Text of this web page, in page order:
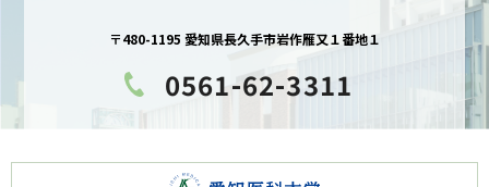
〒480-1195 愛知県長久手市岩作雁又１番地１
0561-62-3311